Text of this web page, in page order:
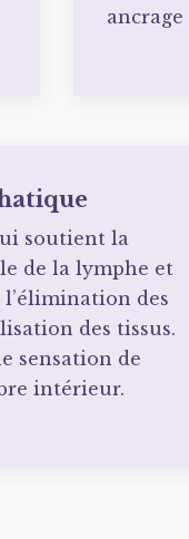
soutient la
de la lymphe et
des
des tissus.
sensation de
intérieur.